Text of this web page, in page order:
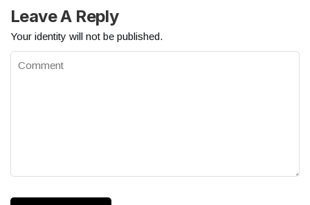
Leave A Reply
Your identity will not be published.